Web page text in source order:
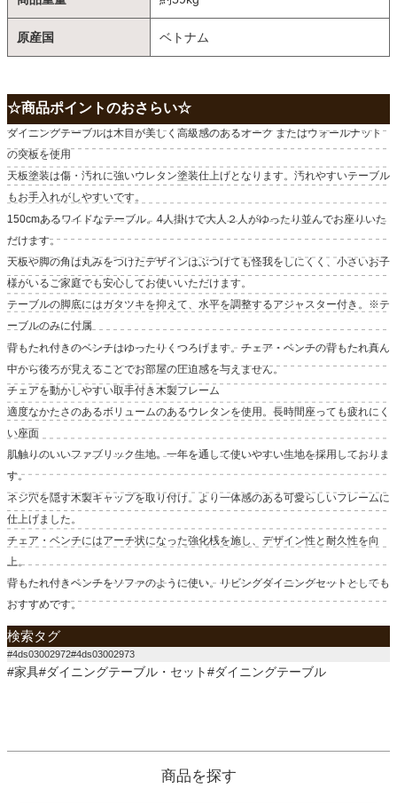
原産国 ベトナム
☆商品ポイントのおさらい☆
ダイニングテーブルは木目が美しく高級感のあるオーク またはウォールナット
の突板を使用
天板塗装は傷・汚れに強いウレタン塗装仕上げとなります。汚れやすいテーブル
もお手入れがしやすいです。
150cmあるワイドなテーブル。4人掛けで大人２人がゆったり並んでお座りいた
だけます。
天板や脚の角は丸みをつけたデザインはぶつけても怪我をしにくく、小さいお子
様がいるご家庭でも安心してお使いいただけます。
テーブルの脚底にはガタツキを抑えて、水平を調整するアジャスター付き。※テ
ーブルのみに付属
背もたれ付きのベンチはゆったりくつろげます。チェア・ベンチの背もたれ真ん
中から後ろが見えることでお部屋の圧迫感を与えません。
チェアを動かしやすい取手付き木製フレーム
適度なかたさのあるボリュームのあるウレタンを使用。長時間座っても疲れにく
い座面
肌触りのいいファブリック生地。一年を通して使いやすい生地を採用しておりま
す。
ネジ穴を隠す木製キャップを取り付け。より一体感のある可愛らしいフレームに
仕上げました。
チェア・ベンチにはアーチ状になった強化桟を施し、デザイン性と耐久性を向
上。
背もたれ付きベンチをソファのように使い。リビングダイニングセットとしても
おすすめです。
検索タグ
#4ds03002972#4ds03002973
#家具#ダイニングテーブル・セット#ダイニングテーブル
商品を探す